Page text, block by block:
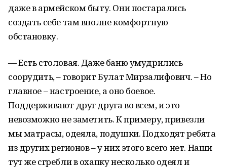
даже в армейском быту. Они постарались
создать себе там вполне комфортную
обстановку.
— Есть столовая. Даже баню умудрились
соорудить, – говорит Булат Мирзалифович. – Но
главное – настроение, а оно боевое.
Поддерживают друг друга во всем, и это
невозможно не заметить. К примеру, привезли
мы матрасы, одеяла, подушки. Подходят ребята
из других регионов – у них этого всего нет. Наши
тут же сгребли в охапку несколько одеял и